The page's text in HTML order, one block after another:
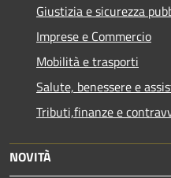
Giustizia e sicurezza
Imprese e Commercio
Mobilità e trasporti
Salute, benessere e
Tributi,finanze e
NOVITÀ